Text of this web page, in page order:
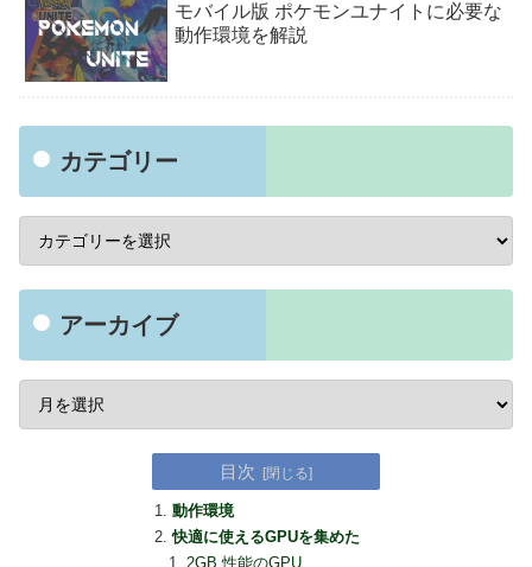
モバイル版 ポケモンユナイトに必要な
動作環境を解説
カテゴリー
アーカイブ
目次
動作環境
快適に使えるGPUを集めた
2GB 性能のGPU